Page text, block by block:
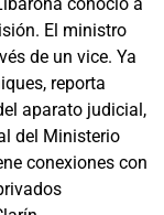
conoció a
El ministro
de un vice. Ya
reporta
aparato judicial,
del Ministerio
conexiones con